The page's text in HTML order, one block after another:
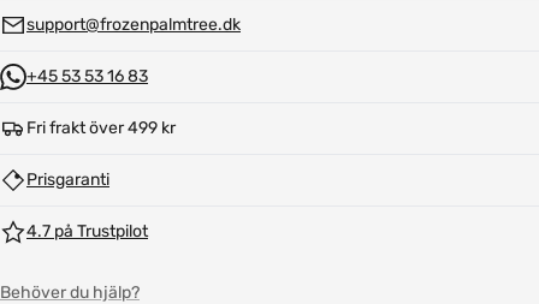
support@frozenpalmtree.dk
+45 53 53 16 83
Fri frakt över 499 kr
Prisgaranti
4.7 på Trustpilot
Behöver du hjälp?